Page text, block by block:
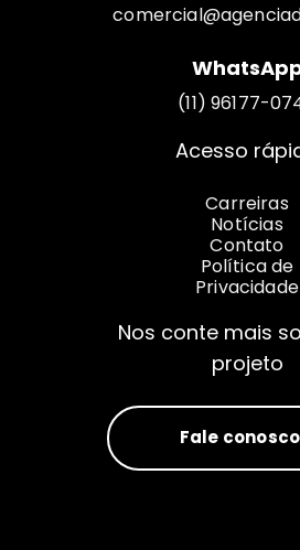
(11) 96177-
Acesso
Carreiras
Notícias
Contato
Política de
Privacidade
Nos conte mais
projeto
Fale conosco